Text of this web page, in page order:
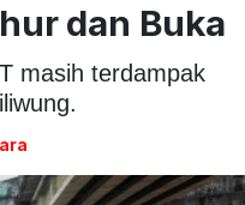
dan Buka
masih terdampak